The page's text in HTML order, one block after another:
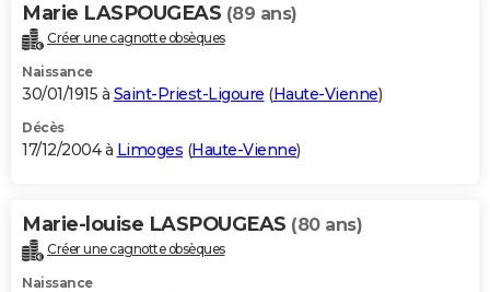
Marie LASPOUGEAS (89 ans)
Créer une cagnotte obsèques
Naissance
30/01/1915 à Saint-Priest-Ligoure (Haute-Vienne)
Décès
17/12/2004 à Limoges (Haute-Vienne)
Marie-louise LASPOUGEAS (80 ans)
Créer une cagnotte obsèques
Naissance